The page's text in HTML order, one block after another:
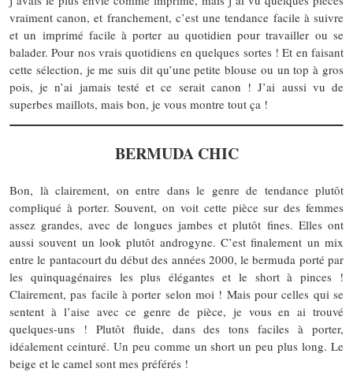
vraiment canon, et franchement, c’est une tendance facile à suivre
et un imprimé facile à porter au quotidien pour travailler ou se
balader. Pour nos vrais quotidiens en quelques sortes ! Et en faisant
cette sélection, je me suis dit qu’une petite blouse ou un top à gros
pois, je n’ai jamais testé et ce serait canon ! J’ai aussi vu de
superbes maillots, mais bon, je vous montre tout ça !
BERMUDA CHIC
Bon, là clairement, on entre dans le genre de tendance plutôt
compliqué à porter. Souvent, on voit cette pièce sur des femmes
assez grandes, avec de longues jambes et plutôt fines. Elles ont
aussi souvent un look plutôt androgyne. C’est finalement un mix
entre le pantacourt du début des années 2000, le bermuda porté par
les quinquagénaires les plus élégantes et le short à pinces !
Clairement, pas facile à porter selon moi ! Mais pour celles qui se
sentent à l’aise avec ce genre de pièce, je vous en ai trouvé
quelques-uns ! Plutôt fluide, dans des tons faciles à porter,
idéalement ceinturé. Un peu comme un short un peu plus long. Le
beige et le camel sont mes préférés !